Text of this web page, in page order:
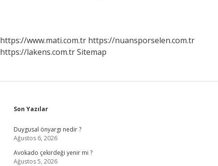
https://www.mati.com.tr https://nuansporselen.com.tr
https://lakens.com.trSitemap
Sidebar
Son Yazılar
Duygusal önyargı nedir ?
Ağustos 6, 2026
Avokado çekirdeği yenir mi ?
Ağustos 5, 2026